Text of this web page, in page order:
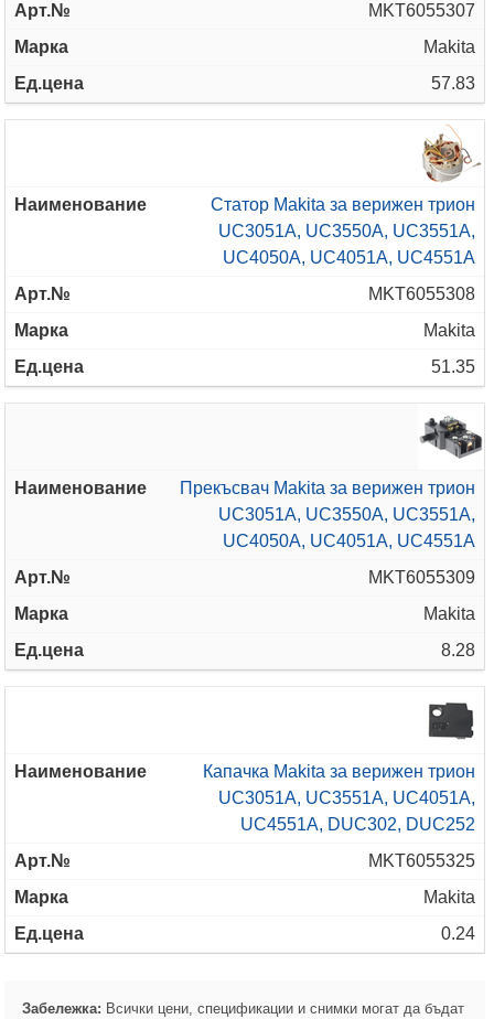
MKT6055307
Makita
57.83
Статор Makita за верижен трион
UC3051A, UC3550A, UC3551A,
UC4050A, UC4051A, UC4551A
MKT6055308
Makita
51.35
Прекъсвач Makita за верижен трион
UC3051A, UC3550A, UC3551A,
UC4050A, UC4051A, UC4551A
MKT6055309
Makita
8.28
Капачка Makita за верижен трион
UC3051A, UC3551A, UC4051A,
UC4551A, DUC302, DUC252
MKT6055325
Makita
0.24
Забележка: Всички цени, спецификации и снимки могат да бъдат